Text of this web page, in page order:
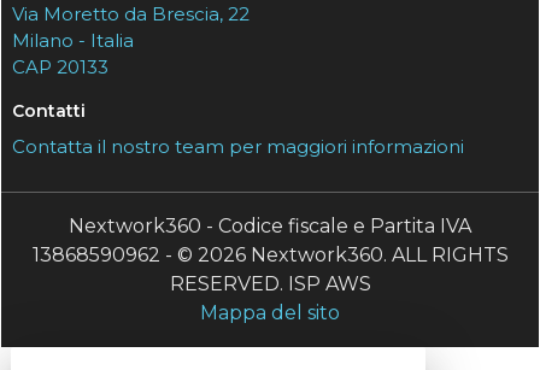
Via Moretto da Brescia, 22
Milano - Italia
CAP 20133
Contatti
Contatta il nostro team per maggiori informazioni
Nextwork360 - Codice fiscale e Partita IVA
13868590962 - © 2026 Nextwork360. ALL RIGHTS
RESERVED. ISP AWS
Mappa del sito